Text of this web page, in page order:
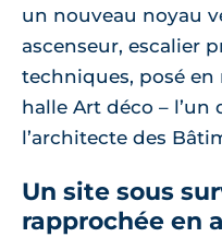
un nouveau noyau
ascenseur, escalier
techniques, posé en
halle Art déco –
l’architecte des
Un site sous
rapprochée en